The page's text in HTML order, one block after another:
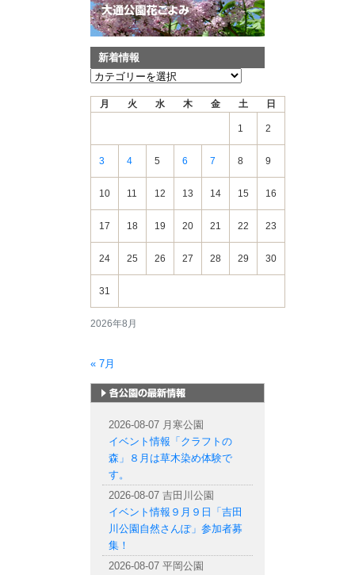
新着情報
新
2026年8月
月 火 水 木 金 土 日
1 2
3 4 5 6 7 8 9
10 11 12 13 14 15 16
17 18 19 20 21 22 23
24 25 26 27 28 29 30
31
« 7月
2026-08-07 月寒公園
イベント情報「クラフトの
森」８月は草木染め体験で
す。
2026-08-07 吉田川公園
イベント情報９月９日「吉田
川公園自然さんぽ」参加者募
集！
2026-08-07 平岡公園